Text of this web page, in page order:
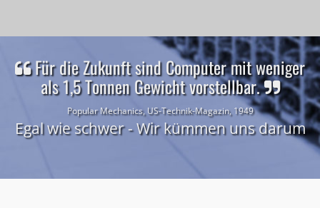
Für die Zukunft sind Computer mit weniger
als 1,5 Tonnen Gewicht vorstellbar.
Popular Mechanics, US-Technik-Magazin, 1949
Egal wie schwer - Wir kümmen uns darum